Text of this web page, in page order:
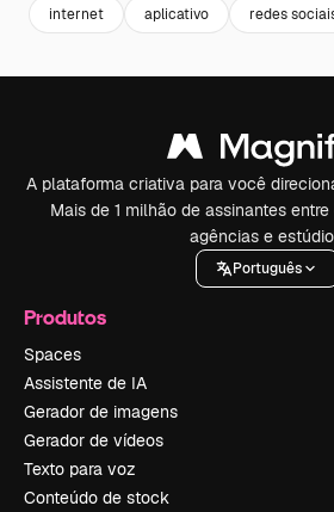
internet aplicativo redes
A plataforma criativa para você
Mais de 1 milhão de assinantes
agências e
Português
Produtos
Spaces
Assistente de IA
Gerador de imagens
Gerador de vídeos
Texto para voz
Conteúdo de stock